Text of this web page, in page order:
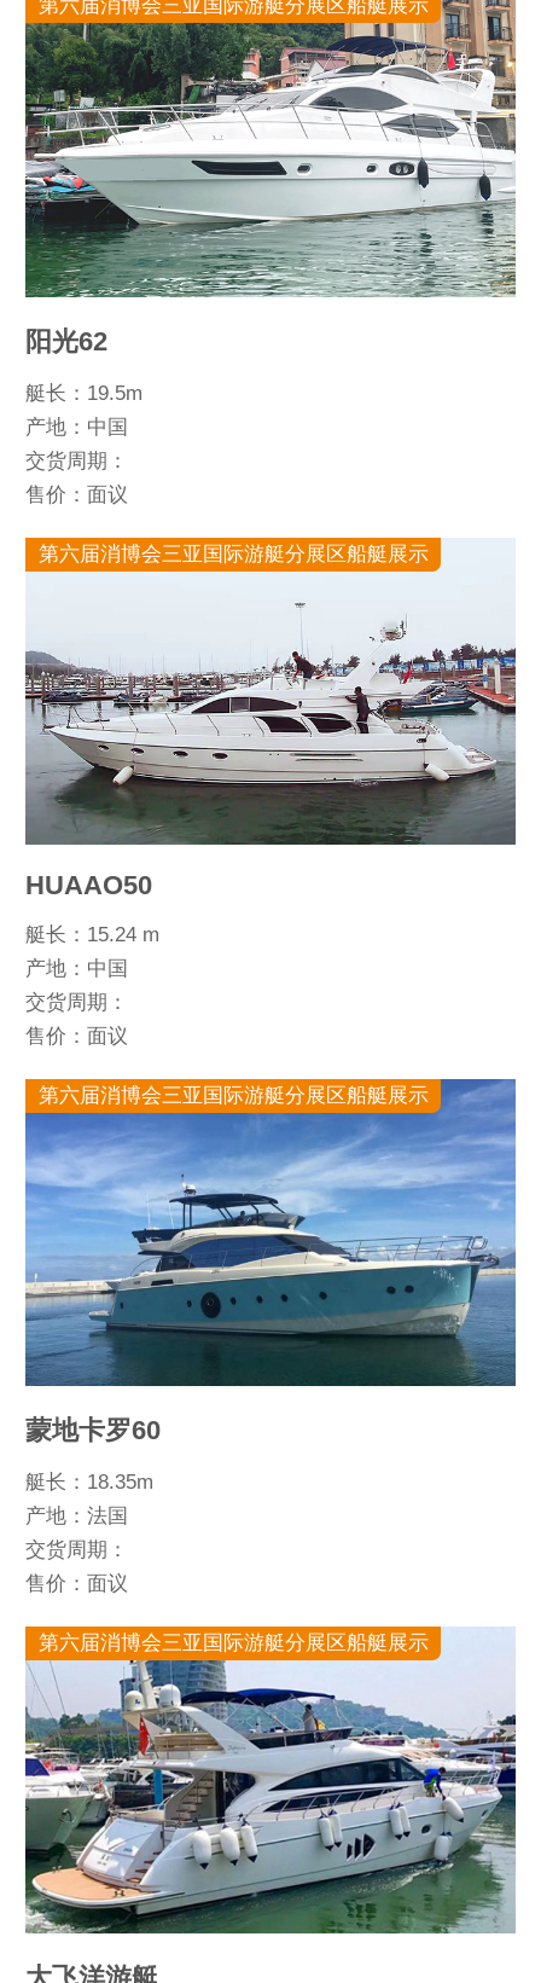
第六届消博会三亚国际游艇分展区船艇展示
阳光62
艇长：19.5m
产地：中国
交货周期：
售价：面议
第六届消博会三亚国际游艇分展区船艇展示
HUAAO50
艇长：15.24 m
产地：中国
交货周期：
售价：面议
第六届消博会三亚国际游艇分展区船艇展示
蒙地卡罗60
艇长：18.35m
产地：法国
交货周期：
售价：面议
第六届消博会三亚国际游艇分展区船艇展示